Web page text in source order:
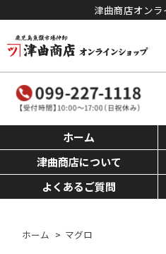
津曲商店オン
ホーム
津曲商店について
よくあるご質問
ホーム > マグロ